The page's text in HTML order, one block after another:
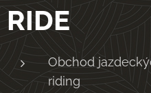
RIDE
Obchod
riding